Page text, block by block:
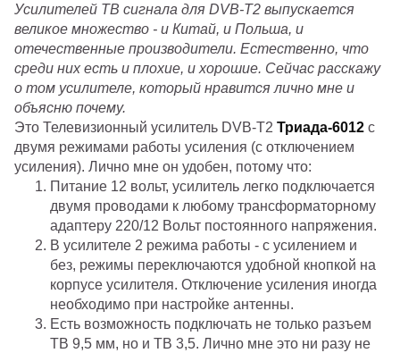
Усилителей ТВ сигнала для DVB-T2 выпускается
великое множество - и Китай, и Польша, и
отечественные производители. Естественно, что
среди них есть и плохие, и хорошие. Сейчас расскажу
о том усилителе, который нравится лично мне и
объясню почему.
Это Телевизионный усилитель DVB-T2 Триада-6012 с
двумя режимами работы усиления (с отключением
усиления). Лично мне он удобен, потому что:
Питание 12 вольт, усилитель легко подключается
двумя проводами к любому трансформаторному
адаптеру 220/12 Вольт постоянного напряжения.
В усилителе 2 режима работы - с усилением и
без, режимы переключаются удобной кнопкой на
корпусе усилителя. Отключение усиления иногда
необходимо при настройке антенны.
Есть возможность подключать не только разъем
ТВ 9,5 мм, но и ТВ 3,5. Лично мне это ни разу не